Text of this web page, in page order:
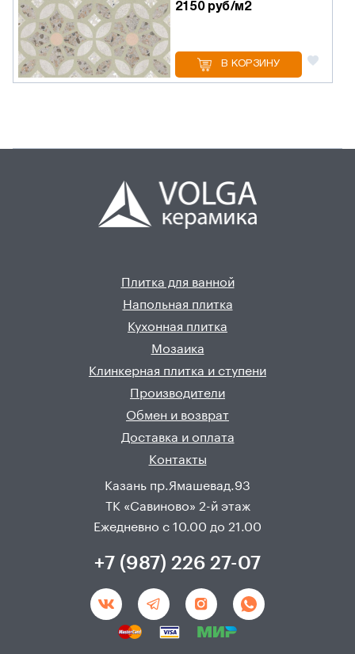
2150 руб/м2
В КОРЗИНУ
Плитка для ванной
Напольная плитка
Кухонная плитка
Мозаика
Клинкерная плитка и ступени
Производители
Обмен и возврат
Доставка и оплата
Контакты
Казань пр.Ямашевад.93
ТК «Савиново» 2-й этаж
Ежедневно с 10.00 до 21.00
+7 (987) 226 27-07